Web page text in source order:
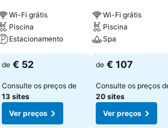
Wi-Fi grátis
Piscina
Estacionamento
de € 52
Consulte os preços de
13 sites
Ver preços
Wi-Fi grátis
Piscina
Spa
de € 107
Consulte os preços
20 sites
Ver preços